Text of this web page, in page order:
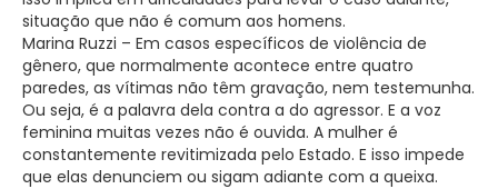
situação que não é comum aos homens.
Marina Ruzzi – Em casos específicos de violência de
gênero, que normalmente acontece entre quatro
paredes, as vítimas não têm gravação, nem testemunha.
Ou seja, é a palavra dela contra a do agressor. E a voz
feminina muitas vezes não é ouvida. A mulher é
constantemente revitimizada pelo Estado. E isso impede
que elas denunciem ou sigam adiante com a queixa.